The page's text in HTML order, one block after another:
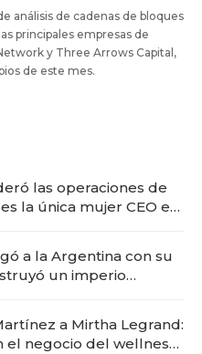
análisis de cadenas de bloques
principales empresas de
y Three Arrows Capital,
de este mes.
las operaciones de
la única mujer CEO en
a la Argentina con su
un imperio
a Mirtha Legrand:
el negocio del wellness